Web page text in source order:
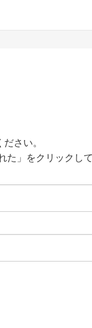
さい。
」をクリックし